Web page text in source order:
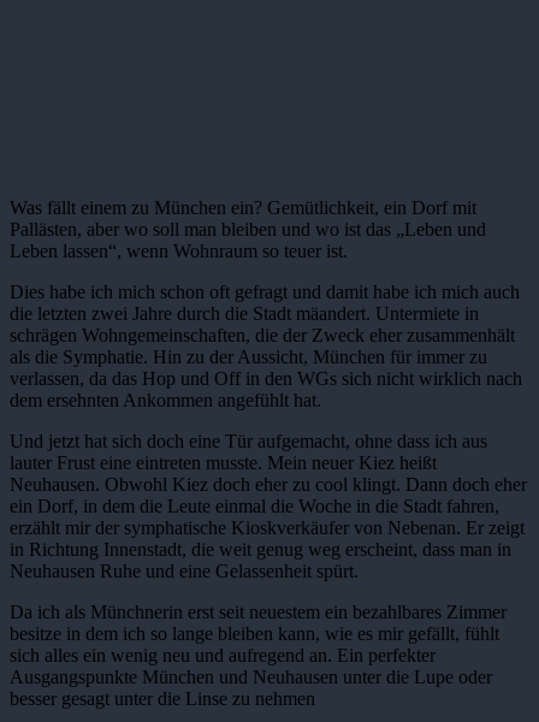
Was fällt einem zu München ein? Gemütlichkeit, ein Dorf mit
Pallästen, aber wo soll man bleiben und wo ist das „Leben und
Leben lassen“, wenn Wohnraum so teuer ist.
Dies habe ich mich schon oft gefragt und damit habe ich mich auch
die letzten zwei Jahre durch die Stadt mäandert. Untermiete in
schrägen Wohngemeinschaften, die der Zweck eher zusammenhält
als die Symphatie. Hin zu der Aussicht, München für immer zu
verlassen, da das Hop und Off in den WGs sich nicht wirklich nach
dem ersehnten Ankommen angefühlt hat.
Und jetzt hat sich doch eine Tür aufgemacht, ohne dass ich aus
lauter Frust eine eintreten musste. Mein neuer Kiez heißt
Neuhausen. Obwohl Kiez doch eher zu cool klingt. Dann doch eher
ein Dorf, in dem die Leute einmal die Woche in die Stadt fahren,
erzählt mir der symphatische Kioskverkäufer von Nebenan. Er zeigt
in Richtung Innenstadt, die weit genug weg erscheint, dass man in
Neuhausen Ruhe und eine Gelassenheit spürt.
Da ich als Münchnerin erst seit neuestem ein bezahlbares Zimmer
besitze in dem ich so lange bleiben kann, wie es mir gefällt, fühlt
sich alles ein wenig neu und aufregend an. Ein perfekter
Ausgangspunkte München und Neuhausen unter die Lupe oder
besser gesagt unter die Linse zu nehmen